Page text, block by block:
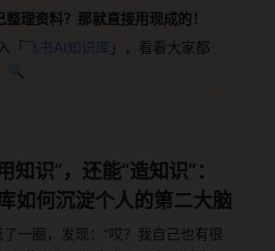
整理资料？那就直接用现成的！
飞书AI知识库 」，看看大家都
🔍
知识”，还能“造知识”：
如何沉淀个人的第二大脑
一圈，发现：“哎？我自己也有很